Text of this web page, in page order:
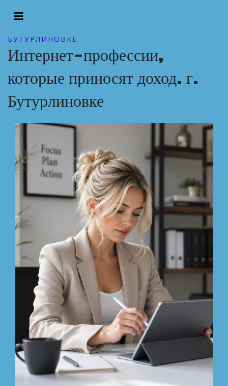
БУТУРЛИНОВКЕ
Интернет-профессии,
которые приносят доход. г.
Бутурлиновке